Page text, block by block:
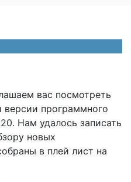
вас посмотреть
версии программного
Нам удалось записать
новых
в плей лист на